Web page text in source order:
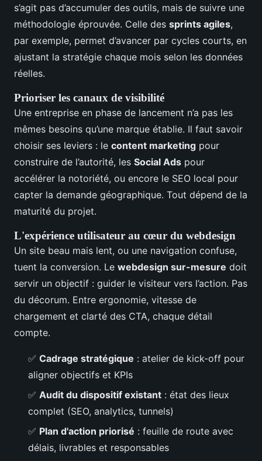
s’agit pas d’accumuler des outils, mais de suivre une
méthodologie éprouvée. Celle des sprints agiles,
par exemple, permet d’avancer par cycles courts, en
ajustant la stratégie chaque mois selon les données
réelles.
Prioriser les canaux de visibilité
Une entreprise en phase de lancement n’a pas les
mêmes besoins qu’une marque établie. Il faut savoir
choisir ses leviers : le content marketing pour
construire de l’autorité, les Social Ads pour
accélérer la notoriété, ou encore le SEO local pour
capter la demande géographique. Tout dépend de la
maturité du projet.
L'expérience utilisateur au cœur du webdesign
Un site beau mais lent, ou une navigation confuse,
tuent la conversion. Le webdesign sur-mesure doit
servir un objectif : guider le visiteur vers l’action. Pas
du décorum. Entre ergonomie, vitesse de
chargement et clarté des CTA, chaque détail
compte.
✅ Cadrage stratégique : atelier de kick-off pour
aligner objectifs et KPIs
✅ Audit du dispositif existant : état des lieux
complet (SEO, analytics, tunnels)
✅ Plan d'action priorisé : feuille de route avec
délais, livrables et responsables